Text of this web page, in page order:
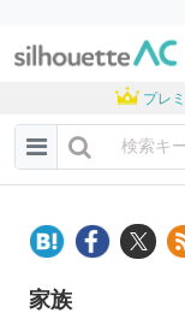
プレ
家族